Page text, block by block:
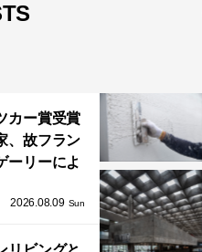
カー賞受賞
、故フラン
ーリーによ
ブダビ」が
2026.08.09 Sun